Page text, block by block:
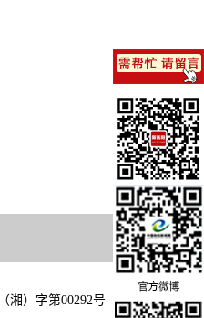
湘）字第00292号